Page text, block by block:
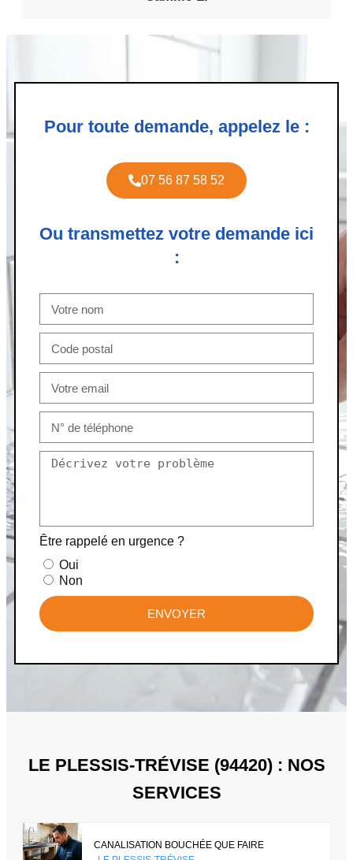
Pour toute demande, appelez le :
07 56 87 58 52
Ou transmettez votre demande ici
:
Être rappelé en urgence ?
Oui
Non
ENVOYER
LE PLESSIS-TRÉVISE (94420) : NOS
SERVICES
CANALISATION BOUCHÉE QUE FAIRE